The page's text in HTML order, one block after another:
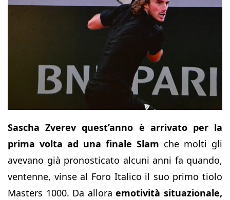
Sascha Zverev quest’anno è arrivato per la
prima volta ad una finale Slam che molti gli
avevano già pronosticato alcuni anni fa quando,
ventenne, vinse al Foro Italico il suo primo tiolo
Masters 1000. Da alloraemotività situazionale,